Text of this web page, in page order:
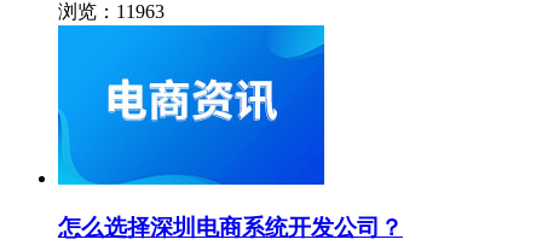
浏览：11963
怎么选择深圳电商系统开发公司？